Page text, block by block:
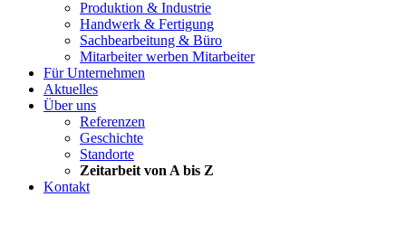
Produktion & Industrie
Handwerk & Fertigung
Sachbearbeitung & Büro
Mitarbeiter werben Mitarbeiter
Für Unternehmen
Aktuelles
Über uns
Referenzen
Geschichte
Standorte
Zeitarbeit von A bis Z
Kontakt